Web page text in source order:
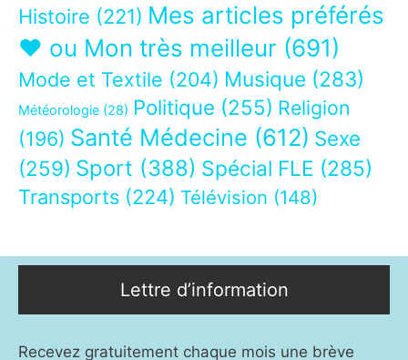
Histoire (221) Mes articles préférés
❤ ou Mon très meilleur (691)
Mode et Textile (204) Musique (283)
Météorologie (28) Politique (255) Religion
(196) Santé Médecine (612) Sexe
(259) Sport (388) Spécial FLE (285)
Transports (224) Télévision (148)
Lettre d’information
Recevez gratuitement chaque mois une brève